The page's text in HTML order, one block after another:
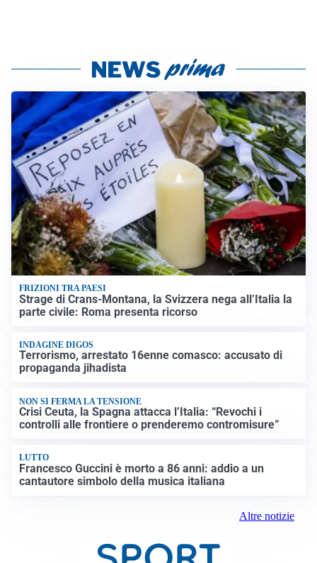
FRIZIONI TRA PAESI
Strage di Crans-Montana, la Svizzera nega all’Italia la
parte civile: Roma presenta ricorso
INDAGINE DIGOS
Terrorismo, arrestato 16enne comasco: accusato di
propaganda jihadista
NON SI FERMA LA TENSIONE
Crisi Ceuta, la Spagna attacca l’Italia: “Revochi i
controlli alle frontiere o prenderemo contromisure”
LUTTO
Francesco Guccini è morto a 86 anni: addio a un
cantautore simbolo della musica italiana
Altre notizie